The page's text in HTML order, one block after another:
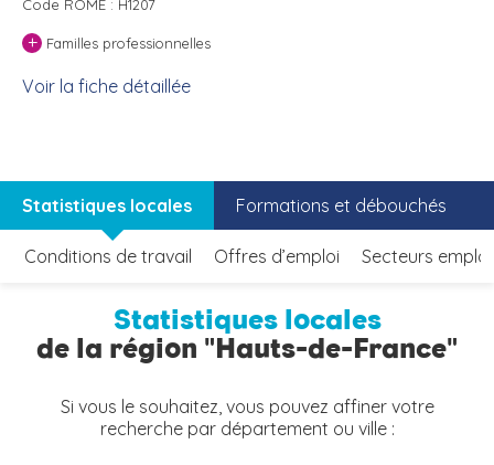
Code ROME : H1207
+ Familles professionnelles
Voir la fiche détaillée
Statistiques locales Formations et débouchés
Conditions de travail Offres d’emploi Secteurs
Statistiques locales
de la région "Hauts-de-France"
Si vous le souhaitez, vous pouvez affiner votre
recherche par département ou ville :